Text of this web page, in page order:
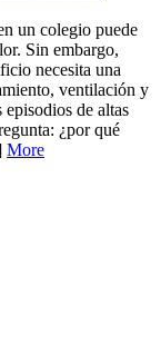
un colegio puede
Sin embargo,
necesita una
ventilación y
de altas
¿por qué
More